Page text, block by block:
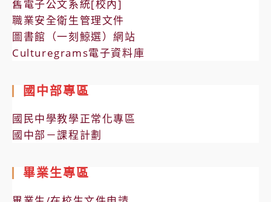
舊電子公文系統[校內]
職業安全衛生管理文件
圖書館（一刻鯨選）網站
Culturegrams電子資料庫
國中部專區
國民中學教學正常化專區
國中部－課程計劃
畢業生專區